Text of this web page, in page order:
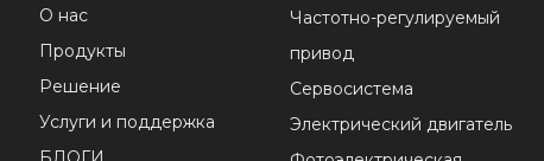
О нас
Продукты
Решение
Услуги и поддержка
Частотно-регулируемый
привод
Сервосистема
Электрический двигатель